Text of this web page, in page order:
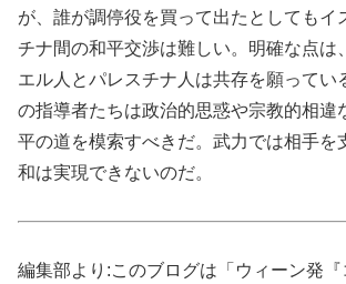
が、誰が調停役を買って出たとしてもイ
チナ間の和平交渉は難しい。明確な点は
エル人とパレスチナ人は共存を願ってい
の指導者たちは政治的思惑や宗教的相違
平の道を模索すべきだ。武力では相手を
和は実現できないのだ。
編集部より:このブログは「ウィーン発